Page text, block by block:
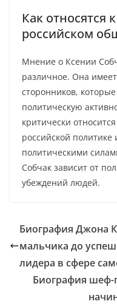
Как относятся
российском
Мнение о Ксении
различное. Она
сторонников,
политическую
критически
российской
политическими
Собчак зависит от
убеждений людей.
Биография Джона
мальчика до
лидера в сфере
Биография шеф-